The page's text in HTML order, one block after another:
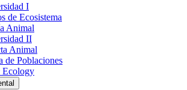
I
de Ecosistema
Animal
II
Animal
de Poblaciones
Ecology